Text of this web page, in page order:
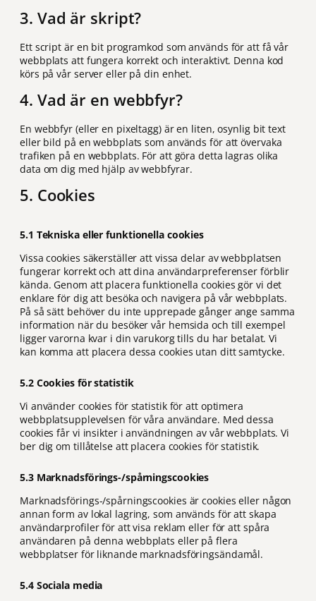
3. Vad är skript?
Ett script är en bit programkod som används för att få vår
webbplats att fungera korrekt och interaktivt. Denna kod
körs på vår server eller på din enhet.
4. Vad är en webbfyr?
En webbfyr (eller en pixeltagg) är en liten, osynlig bit text
eller bild på en webbplats som används för att övervaka
trafiken på en webbplats. För att göra detta lagras olika
data om dig med hjälp av webbfyrar.
5. Cookies
5.1 Tekniska eller funktionella cookies
Vissa cookies säkerställer att vissa delar av webbplatsen
fungerar korrekt och att dina användarpreferenser förblir
kända. Genom att placera funktionella cookies gör vi det
enklare för dig att besöka och navigera på vår webbplats.
På så sätt behöver du inte upprepade gånger ange samma
information när du besöker vår hemsida och till exempel
ligger varorna kvar i din varukorg tills du har betalat. Vi
kan komma att placera dessa cookies utan ditt samtycke.
5.2 Cookies för statistik
Vi använder cookies för statistik för att optimera
webbplatsupplevelsen för våra användare. Med dessa
cookies får vi insikter i användningen av vår webbplats. Vi
ber dig om tillåtelse att placera cookies för statistik.
5.3 Marknadsförings-/spårningscookies
Marknadsförings-/spårningscookies är cookies eller någon
annan form av lokal lagring, som används för att skapa
användarprofiler för att visa reklam eller för att spåra
användaren på denna webbplats eller på flera
webbplatser för liknande marknadsföringsändamål.
5.4 Sociala media